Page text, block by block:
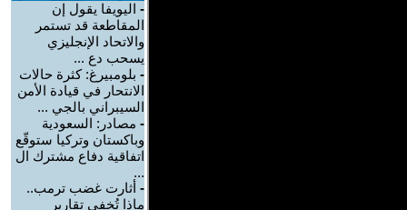
- اليويفا يقول إن
المقاطعة قد تستمر
والاتحاد الإنجليزي
يسحب دع ...
- بلومبيرغ: كثرة حالات
الانتحار في قيادة الأمن
السيبراني بالجي ...
- مصادر: السعودية
وباكستان وتركيا ستوقّع
اتفاقية دفاع مشترك ال
...
- أثارت غضب ترمب..
ماذا تُخفي تقارير